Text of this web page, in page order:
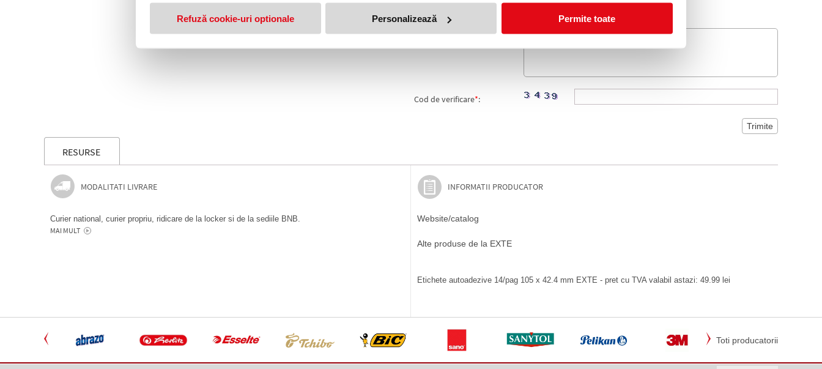
Refuză cookie-uri optionale Personalizează Permite toate
Cod de verificare*:
RESURSE
MODALITATI LIVRARE
Curier national, curier propriu, ridicare de la locker si de la sediile BNB.
MAI MULT
INFORMATII PRODUCATOR
Website/catalog
Alte produse de la EXTE
Etichete autoadezive 14/pag 105 x 42.4 mm EXTE - pret cu TVA valabil astazi: 49.99 lei
Toti producatorii